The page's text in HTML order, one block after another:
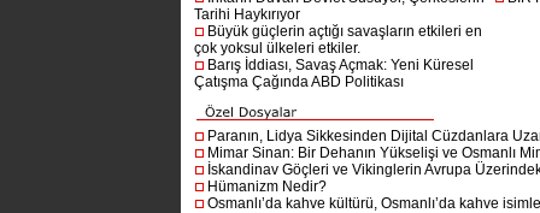
Tarihi Haykırıyor
Büyük güçlerin açtığı savaşların etkileri en
çok yoksul ülkeleri etkiler.
Barış İddiası, Savaş Açmak: Yeni Küresel
Çatışma Çağında ABD Politikası
Paranın, Lidya Sikkesinden Dijital Cüzdanlara
Mimar Sinan: Bir Dehanın Yükselişi ve Osmanlı
İskandinav Göçleri ve Vikinglerin Avrupa
Hümanizm Nedir?
Osmanlı’da kahve kültürü, Osmanlı’da kahve